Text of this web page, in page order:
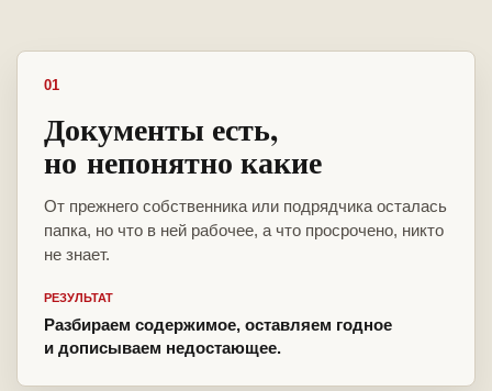
01
Документы есть,
но непонятно какие
От прежнего собственника или подрядчика осталась
папка, но что в ней рабочее, а что просрочено, никто
не знает.
РЕЗУЛЬТАТ
Разбираем содержимое, оставляем годное
и дописываем недостающее.